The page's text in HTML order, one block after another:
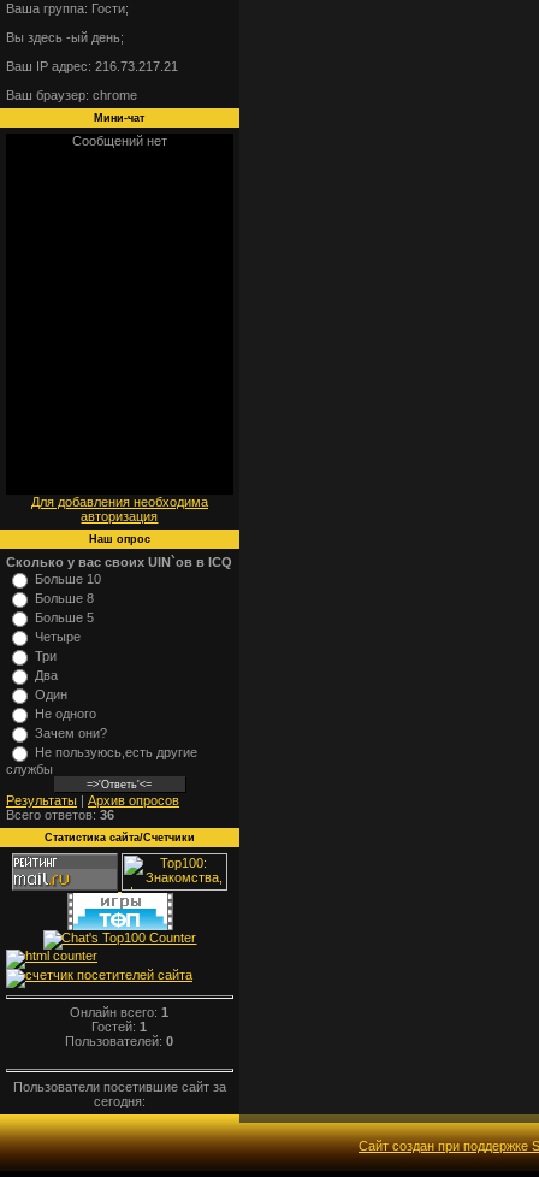
Ваша группа: Гости;
Вы здесь -ый день;
Ваш IP адрес: 216.73.217.21
Ваш браузер: chrome
Мини-чат
Для добавления необходима
авторизация
Наш опрос
Сколько у вас своих UIN`ов в ICQ
Больше 10
Больше 8
Больше 5
Четыре
Три
Два
Один
Не одного
Зачем они?
Не пользуюсь,есть другие
службы
Результаты
Архив опросов
Всего ответов: 36
Статистика сайта/Счетчики
Онлайн всего:1
Гостей:1
Пользователей:0
Пользователи посетившие сайт за
сегодня:
Сайт создан при поддержке